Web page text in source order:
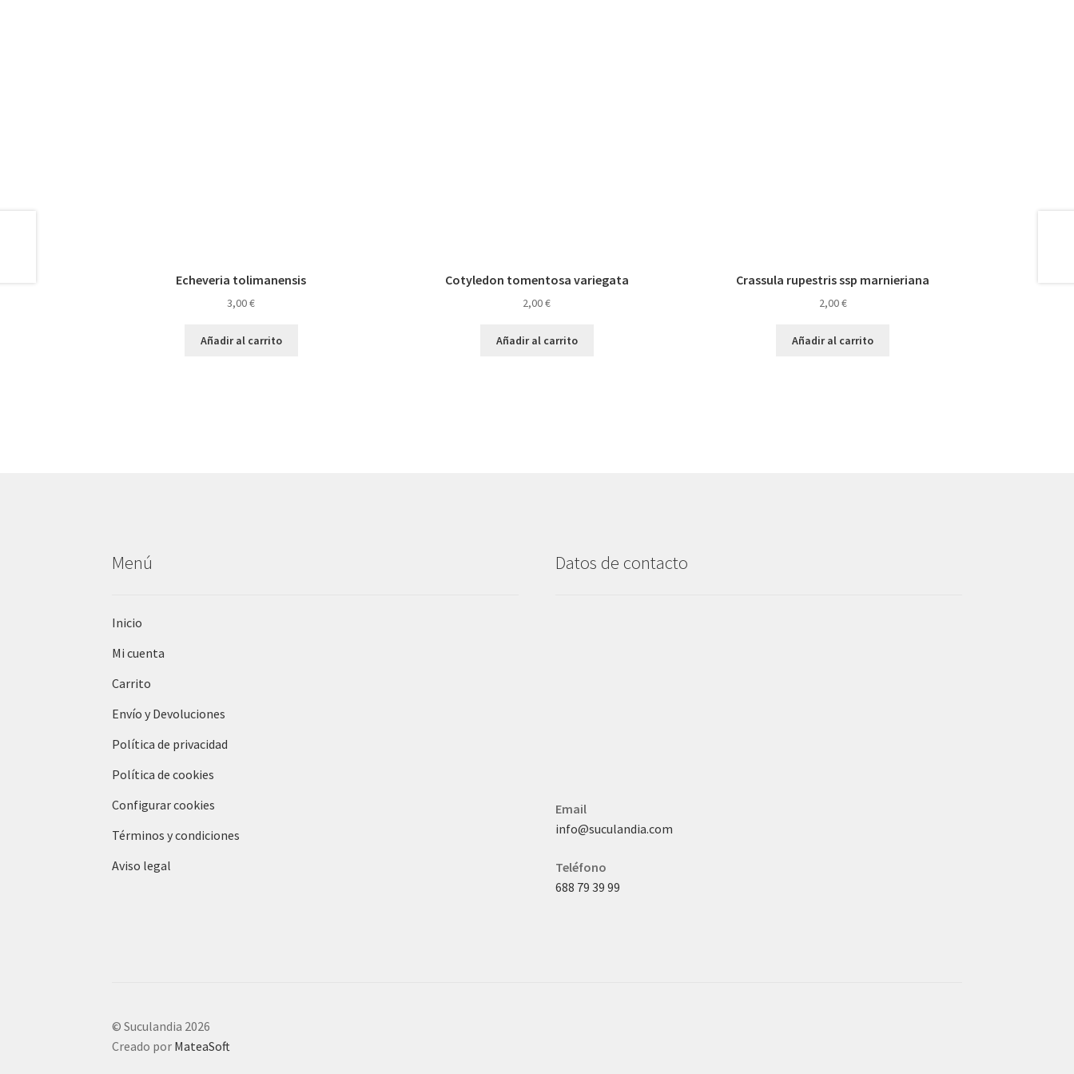
Echeveria tolimanensis
3,00€
Añadir al carrito
Cotyledon tomentosa variegata
2,00€
Añadir al carrito
Crassula rupestris ssp marnieriana
2,00€
Añadir al carrito
Menú
Inicio
Mi cuenta
Carrito
Envío y Devoluciones
Política de privacidad
Política de cookies
Configurar cookies
Términos y condiciones
Aviso legal
Datos de contacto
Email
info@suculandia.com
Teléfono
688 79 39 99
© Suculandia 2026
Creado por MateaSoft